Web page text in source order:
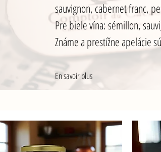
sauvignon, cabernet franc,
Pre biele vína: sémillon,
Známe a prestížne apelácie
En savoir plus